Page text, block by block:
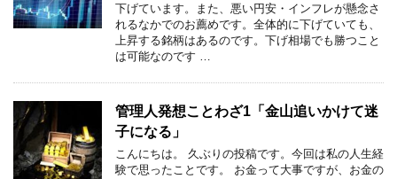
下げています。また、悪い円安・インフレが懸念さ
れるなかでのお薦めです。全体的に下げていても、
上昇する銘柄はあるのです。下げ相場でも勝つこと
は可能なのです …
管理人発想ことわざ1「金山追いかけて迷
子になる」
こんにちは。 久ぶりの投稿です。今回は私の人生経
験で思ったことです。 お金って大事ですが、お金の